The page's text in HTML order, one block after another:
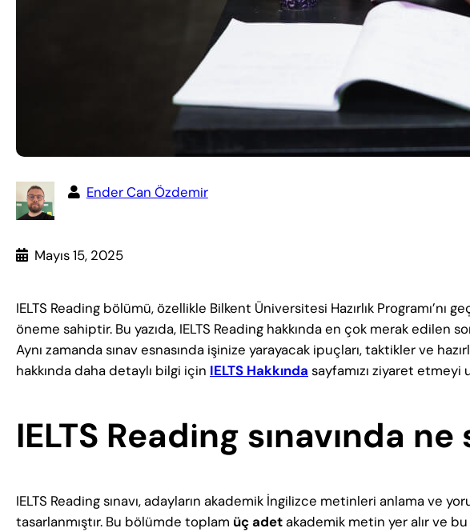
Ender Can Özdemir
Mayıs 15, 2025
IELTS Reading bölümü, özellikle Bilkent Üniversitesi Hazırlık
öneme sahiptir. Bu yazıda, IELTS Reading hakkında en çok merak edilen
Aynı zamanda sınav esnasında işinize yarayacak ipuçları, taktikler ve
hakkında daha detaylı bilgi için IELTS Hakkında sayfamızı ziyaret etmeyi
IELTS Reading sınavında
IELTS Reading sınavı, adayların akademik İngilizce metinleri anlama ve
tasarlanmıştır. Bu bölümde toplam üç adetakademik metin yer alır ve